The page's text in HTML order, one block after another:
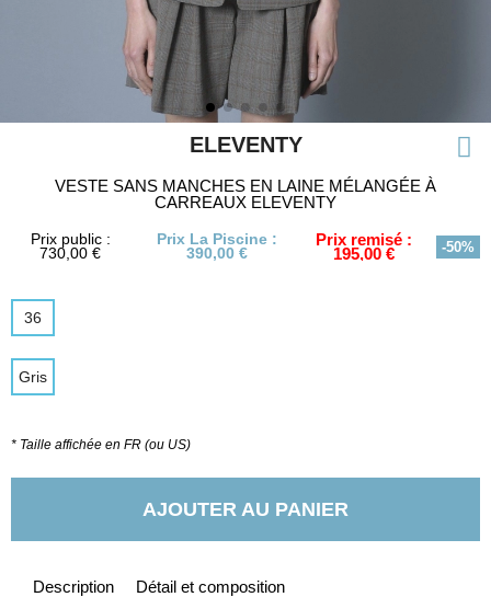
ELEVENTY
VESTE SANS MANCHES EN LAINE MÉLANGÉE À
CARREAUX ELEVENTY
Prix public :
730,00 €
Prix La Piscine :
390,00 €
Prix remisé :
195,00 € -50%
36
Gris
* Taille affichée en FR (ou US)
AJOUTER AU PANIER
Description Détail et composition